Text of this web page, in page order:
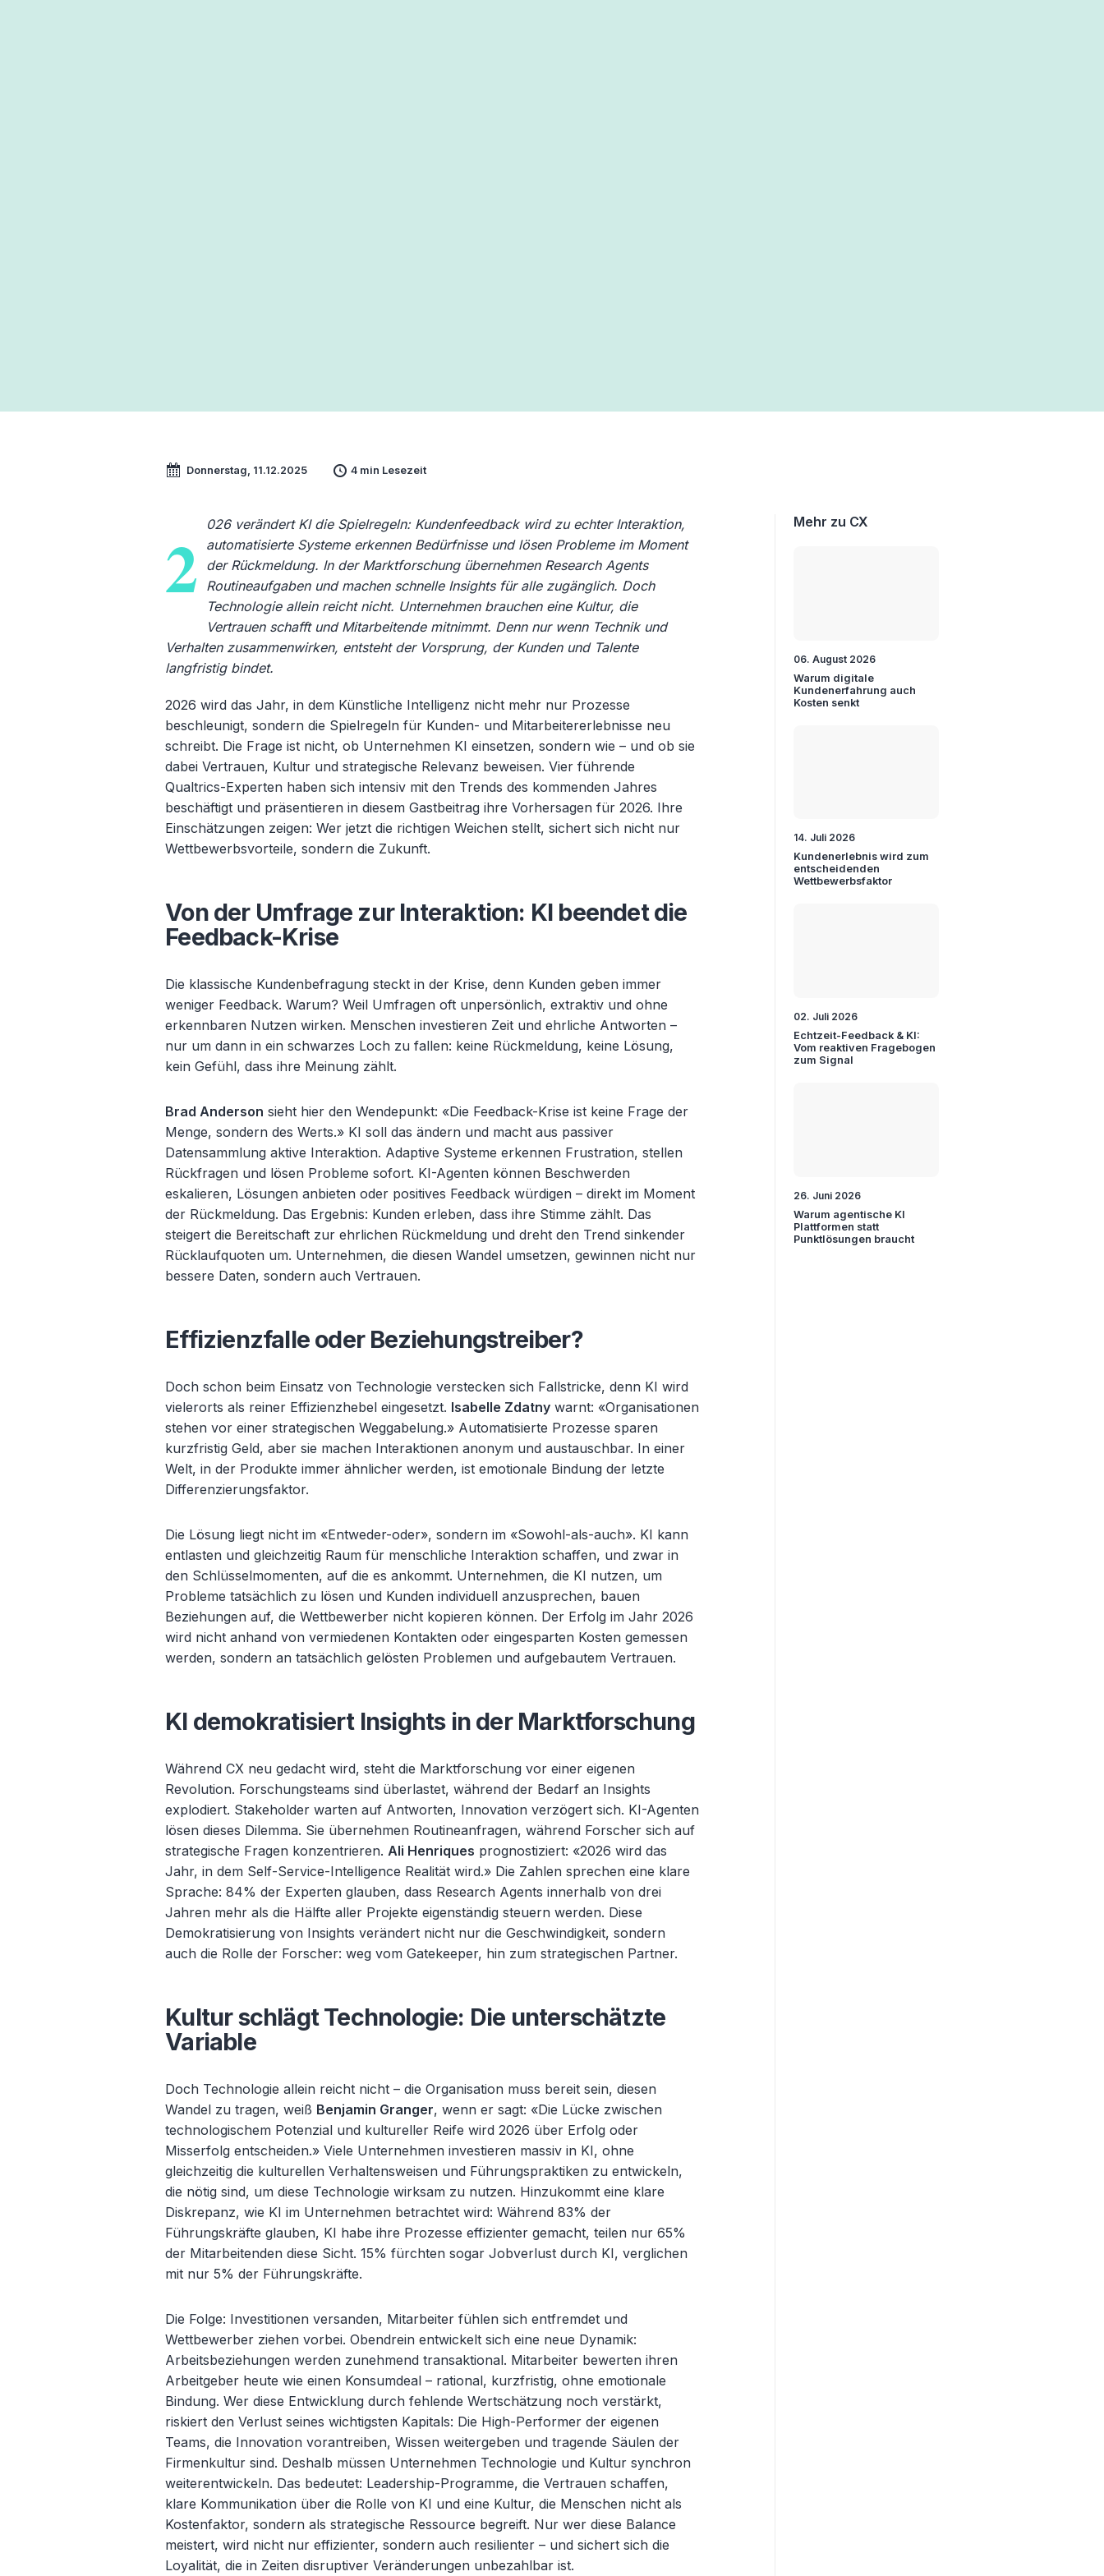
Donnerstag, 11.12.2025 4 min Lesezeit
2
026 verändert KI die Spielregeln: Kundenfeedback wird zu echter Interaktion,
automatisierte Systeme erkennen Bedürfnisse und lösen Probleme im Moment
der Rückmeldung. In der Marktforschung übernehmen Research Agents
Routineaufgaben und machen schnelle Insights für alle zugänglich. Doch
Technologie allein reicht nicht. Unternehmen brauchen eine Kultur, die
Vertrauen schafft und Mitarbeitende mitnimmt. Denn nur wenn Technik und
Verhalten zusammenwirken, entsteht der Vorsprung, der Kunden und Talente
langfristig bindet.
2026 wird das Jahr, in dem Künstliche Intelligenz nicht mehr nur Prozesse
beschleunigt, sondern die Spielregeln für Kunden- und Mitarbeitererlebnisse neu
schreibt. Die Frage ist nicht, ob Unternehmen KI einsetzen, sondern wie– und ob sie
dabei Vertrauen, Kultur und strategische Relevanz beweisen. Vier führende
Qualtrics-Experten haben sich intensiv mit den Trends des kommenden Jahres
beschäftigt und präsentieren in diesem Gastbeitrag ihre Vorhersagen für 2026. Ihre
Einschätzungen zeigen: Wer jetzt die richtigen Weichen stellt, sichert sich nicht nur
Wettbewerbsvorteile, sondern die Zukunft.
Von der Umfrage zur Interaktion: KI beendet die
Feedback-Krise
Die klassische Kundenbefragung steckt in der Krise, denn Kunden geben immer
weniger Feedback. Warum? Weil Umfragen oft unpersönlich, extraktiv und ohne
erkennbaren Nutzen wirken. Menschen investieren Zeit und ehrliche Antworten–
nur um dann in ein schwarzes Loch zu fallen: keine Rückmeldung, keine Lösung,
kein Gefühl, dass ihre Meinung zählt.
Brad Anderson sieht hier den Wendepunkt: «Die Feedback-Krise ist keine Frage der
Menge, sondern des Werts.» KI soll dasändern und macht aus passiver
Datensammlung aktive Interaktion. Adaptive Systeme erkennen Frustration, stellen
Rückfragen und lösen Probleme sofort. KI-Agenten können Beschwerden
eskalieren, Lösungen anbieten oder positives Feedback würdigen– direkt im Moment
der Rückmeldung. Das Ergebnis: Kunden erleben, dass ihre Stimme zählt. Das
steigert die Bereitschaft zur ehrlichen Rückmeldung und dreht den Trend sinkender
Rücklaufquoten um. Unternehmen, die diesen Wandel umsetzen, gewinnen nicht nur
bessere Daten, sondern auch Vertrauen.
Effizienzfalle oder Beziehungstreiber?
Doch schon beim Einsatz von Technologie verstecken sich Fallstricke, denn KI wird
vielerorts als reiner Effizienzhebel eingesetzt. Isabelle Zdatny warnt: «Organisationen
stehen vor einer strategischen Weggabelung.» Automatisierte Prozesse sparen
kurzfristig Geld, aber sie machen Interaktionen anonym und austauschbar. In einer
Welt, in der Produkte immerähnlicher werden, ist emotionale Bindung der letzte
Differenzierungsfaktor.
Die Lösung liegt nicht im «Entweder-oder», sondern im «Sowohl-als-auch». KI kann
entlasten und gleichzeitig Raum für menschliche Interaktion schaffen, und zwar in
den Schlüsselmomenten, auf die es ankommt. Unternehmen, die KI nutzen, um
Probleme tatsächlich zu lösen und Kunden individuell anzusprechen, bauen
Beziehungen auf, die Wettbewerber nicht kopieren können. Der Erfolg im Jahr 2026
wird nicht anhand von vermiedenen Kontakten oder eingesparten Kosten gemessen
werden, sondern an tatsächlich gelösten Problemen und aufgebautem Vertrauen.
KI demokratisiert Insights in der Marktforschung
Während CX neu gedacht wird, steht die Marktforschung vor einer eigenen
Revolution. Forschungsteams sind überlastet, während der Bedarf an Insights
explodiert. Stakeholder warten auf Antworten, Innovation verzögert sich. KI-Agenten
lösen dieses Dilemma. Sie übernehmen Routineanfragen, während Forscher sich auf
strategische Fragen konzentrieren.Ali Henriques prognostiziert: «2026 wird das
Jahr, in dem Self-Service-Intelligence Realität wird.» Die Zahlen sprechen eine klare
Sprache: 84% der Experten glauben, dass Research Agents innerhalb von drei
Jahren mehr als die Hälfte aller Projekte eigenständig steuern werden. Diese
Demokratisierung von Insights verändert nicht nur die Geschwindigkeit, sondern
auch die Rolle der Forscher: weg vom Gatekeeper, hin zum strategischen Partner.
Kultur schlägt Technologie: Die unterschätzte
Variable
Doch Technologie allein reicht nicht– die Organisation muss bereit sein, diesen
Wandel zu tragen, weiß Benjamin Granger, wenn er sagt: «Die Lücke zwischen
technologischem Potenzial und kultureller Reife wird 2026 über Erfolg oder
Misserfolg entscheiden.» Viele Unternehmen investieren massiv in KI, ohne
gleichzeitig die kulturellen Verhaltensweisen und Führungspraktiken zu entwickeln,
die nötig sind, um diese Technologie wirksam zu nutzen. Hinzukommt eine klare
Diskrepanz, wie KI im Unternehmen betrachtet wird: Während 83% der
Führungskräfte glauben, KI habe ihre Prozesse effizienter gemacht, teilen nur 65%
der Mitarbeitenden diese Sicht. 15% fürchten sogar Jobverlust durch KI, verglichen
mit nur 5% der Führungskräfte.
Die Folge: Investitionen versanden, Mitarbeiter fühlen sich entfremdet und
Wettbewerber ziehen vorbei. Obendrein entwickelt sich eine neue Dynamik:
Arbeitsbeziehungen werden zunehmend transaktional. Mitarbeiter bewerten ihren
Arbeitgeber heute wie einen Konsumdeal– rational, kurzfristig, ohne emotionale
Bindung. Wer diese Entwicklung durch fehlende Wertschätzung noch verstärkt,
riskiert den Verlust seines wichtigsten Kapitals: Die High-Performer der eigenen
Teams, die Innovation vorantreiben, Wissen weitergeben und tragende Säulen der
Firmenkultur sind. Deshalb müssen Unternehmen Technologie und Kultur synchron
weiterentwickeln. Das bedeutet: Leadership-Programme, die Vertrauen schaffen,
klare Kommunikation über die Rolle von KI und eine Kultur, die Menschen nicht als
Kostenfaktor, sondern als strategische Ressource begreift. Nur wer diese Balance
meistert, wird nicht nur effizienter, sondern auch resilienter– und sichert sich die
Loyalität, die in Zeiten disruptiver Veränderungen unbezahlbar ist.
Mehr zu CX
06. August 2026
Warum digitale
Kundenerfahrung auch
Kosten senkt
14. Juli 2026
Kundenerlebnis wird zum
entscheidenden
Wettbewerbsfaktor
02. Juli 2026
Echtzeit-Feedback & KI:
Vom reaktiven Fragebogen
zum Signal
26. Juni 2026
Warum agentische KI
Plattformen statt
Punktlösungen braucht